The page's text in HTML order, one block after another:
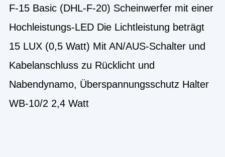
F-15 Basic (DHL-F-20) Scheinwerfer mit einer
Hochleistungs-LED Die Lichtleistung beträgt
15 LUX (0,5 Watt) Mit AN/AUS-Schalter und
Kabelanschluss zu Rücklicht und
Nabendynamo, Überspannungsschutz Halter
WB-10/2 2,4 Watt